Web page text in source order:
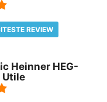
REVIEW
Heinner HEG-
Utile